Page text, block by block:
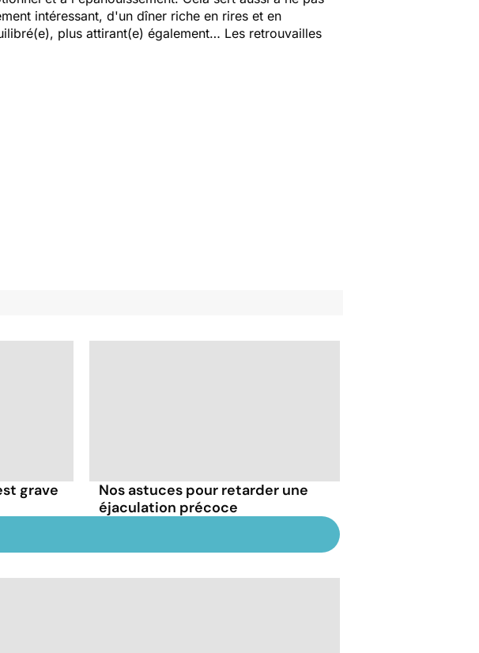
intéressant, d'un dîner riche en rires et en
plus attirant(e) également… Les retrouvailles
grave
Nos astuces pour retarder une
éjaculation précoce